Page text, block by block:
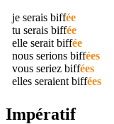
je serais biffée
tu serais biffée
elle serait biffée
nous serions biffées
vous seriez biffées
elles seraient biffées
Impératif